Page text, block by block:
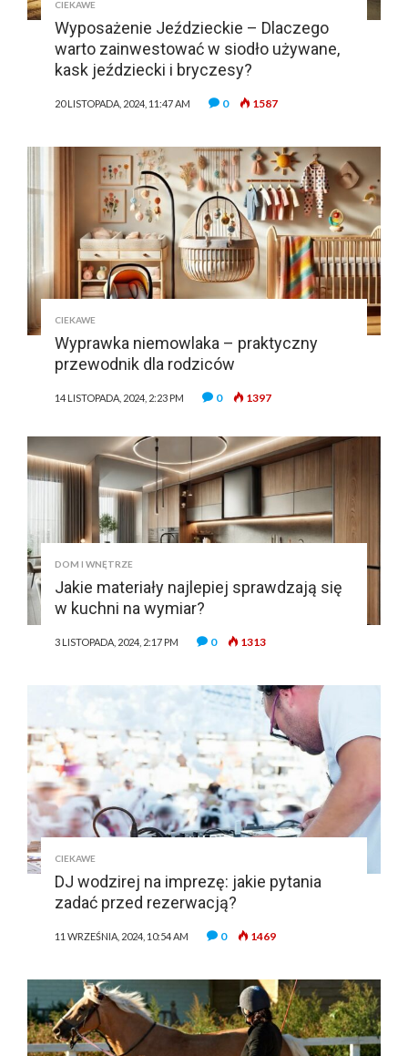
CIEKAWE
Wyposażenie Jeździeckie – Dlaczego
warto zainwestować w siodło używane,
kask jeździecki i bryczesy?
20 LISTOPADA, 2024, 11:47 AM 0 1587
CIEKAWE
Wyprawka niemowlaka – praktyczny
przewodnik dla rodziców
14 LISTOPADA, 2024, 2:23 PM 0 1397
DOM I WNĘTRZE
Jakie materiały najlepiej sprawdzają się
w kuchni na wymiar?
3 LISTOPADA, 2024, 2:17 PM 0 1313
CIEKAWE
DJ wodzirej na imprezę: jakie pytania
zadać przed rezerwacją?
11 WRZEŚNIA, 2024, 10:54 AM 0 1469